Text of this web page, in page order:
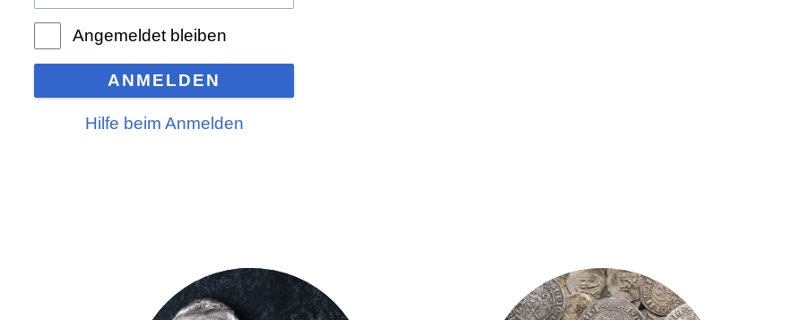
Angemeldet bleiben
ANMELDEN
Hilfe beim Anmelden